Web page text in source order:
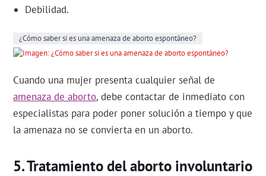
Debilidad.
¿Cómo saber si es una amenaza de aborto espontáneo?
Cuando una mujer presenta cualquier señal de
amenaza de aborto, debe contactar de inmediato con
especialistas para poder poner solución a tiempo y que
la amenaza no se convierta en un aborto.
Tratamiento del aborto involuntario